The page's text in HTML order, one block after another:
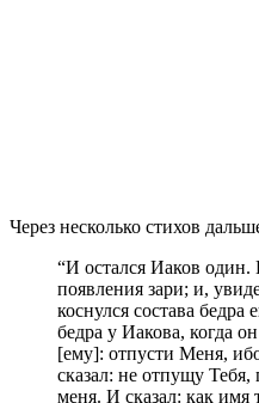
Через несколько стихов
“И остался Иаков
появления зари; и,
коснулся состава бедра
бедра у Иакова, когда
[ему]: отпусти Меня,
сказал: не отпущу
меня. И сказал: как имя